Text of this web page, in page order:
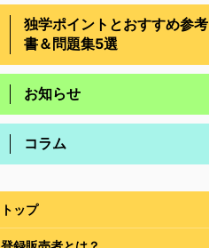
独学ポイントとおすすめ参考
書＆問題集5選
お知らせ
コラム
トップ